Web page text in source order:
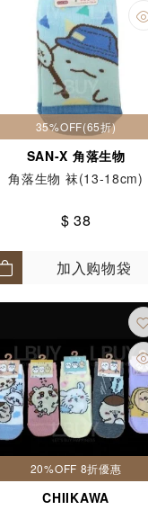
35%OFF(65折)
SAN-X 角落生物
角落生物 袜(13-18cm)
$ 38
加入购物袋
20%OFF 8折優惠
CHIIKAWA